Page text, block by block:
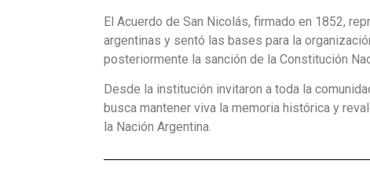
El Acuerdo de San Nicolás, firmado en 1852,
argentinas y sentó las bases para la
posteriormente la sanción de la Constitución
Desde la institución invitaron a toda la
busca mantener viva la memoria histórica y
la Nación Argentina.